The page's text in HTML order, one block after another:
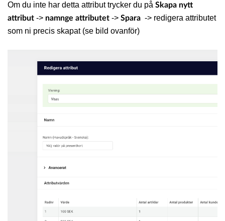
Om du inte har detta attribut trycker du på Skapa nytt
attribut -> namnge attributet -> Spara -> redigera attributet
som ni precis skapat (se bild ovanför)